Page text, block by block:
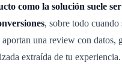
como la solución suele
, sobre todo cuando
una review con datos,
extraída de tu experiencia.